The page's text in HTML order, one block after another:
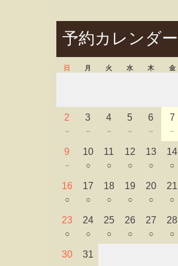
予約カレンダー
日 月 火 水 木 金
2
－
3
－
4
－
5
－
6
－
7
－
9
－
10
○
11
○
12
○
13
○
14
○
16
○
17
○
18
○
19
○
20
○
21
○
23
○
24
○
25
○
26
○
27
○
28
○
30 31